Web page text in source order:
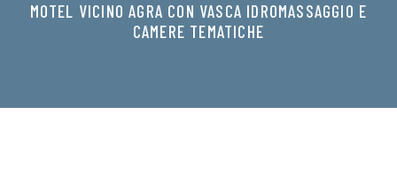
MOTEL VICINO AGRA CON VASCA IDROMASSAGGIO E
CAMERE TEMATICHE